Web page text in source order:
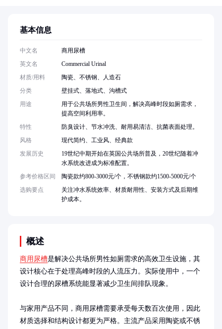
概述
商用尿槽是解决公共场所男性如厕需求的高效卫生设施，其
设计核心在于处理高峰时段的人流压力。实际使用中，一个
设计合理的尿槽系统能显著减少卫生间排队现象。
与家用产品不同，商用尿槽需要承受每天数百次使用，因此
材质选择和结构设计都更为严格。主流产品采用陶瓷或不锈
基本信息
中文名
商用尿槽
英文名
Commercial Urinal
材质/用料
陶瓷、不锈钢、人造石
分类
壁挂式、落地式、沟槽式
用途
用于公共场所男性卫生间，解决高峰时段如厕需求，
提高空间利用率。
特性
防臭设计、节水冲洗、耐用易清洁、抗菌表面处理。
风格
现代简约、工业风、经典款
发展历史
19世纪中期开始在英国公共场所普及，20世纪随着冲
水系统改进成为标准配置。
参考价格区间
陶瓷款约800-3000元/个，不锈钢款约1500-5000元/个
选购要点
关注冲水系统效率、材质耐用性、安装方式及后期维
护成本。